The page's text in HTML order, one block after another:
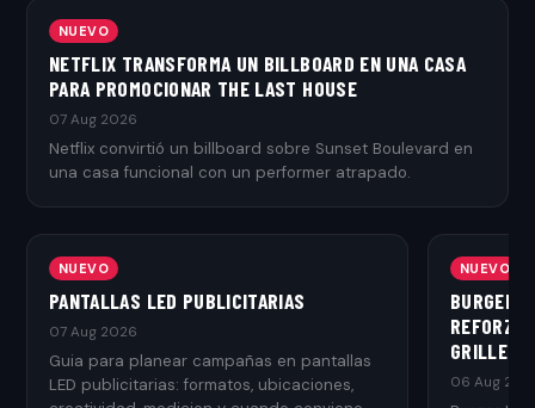
NUEVO
NETFLIX TRANSFORMA UN BILLBOARD EN UNA CASA
PARA PROMOCIONAR THE LAST HOUSE
07 Aug 2026
Netflix convirtió un billboard sobre Sunset Boulevard en
una casa funcional con un performer atrapado.
NUEVO
PANTALLAS LED PUBLICITARIAS
07 Aug 2026
Guia para planear campañas en pantallas
LED publicitarias: formatos, ubicaciones,
NUEVO
BURGER
GRILLED
06 Aug